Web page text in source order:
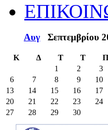
Αυγ Σεπτεμβρίου
Κ Δ Τ Τ Π
1
2 3
6
7 8 9 10
13
14 15 16 17
20
21 22 23 24
27
28 29 30